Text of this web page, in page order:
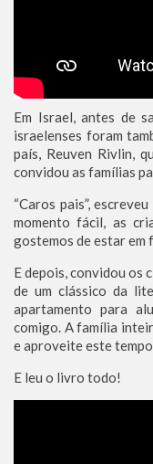
Em Israel, antes de
israelenses foram
país, Reuven Rivlin,
convidou as famílias
“Caros pais”,
momento fácil, as
gostemos de estar em
E depois, convidou os
de um clássico da
apartamento para
comigo. A família
e aproveite este
E leu o livro todo!